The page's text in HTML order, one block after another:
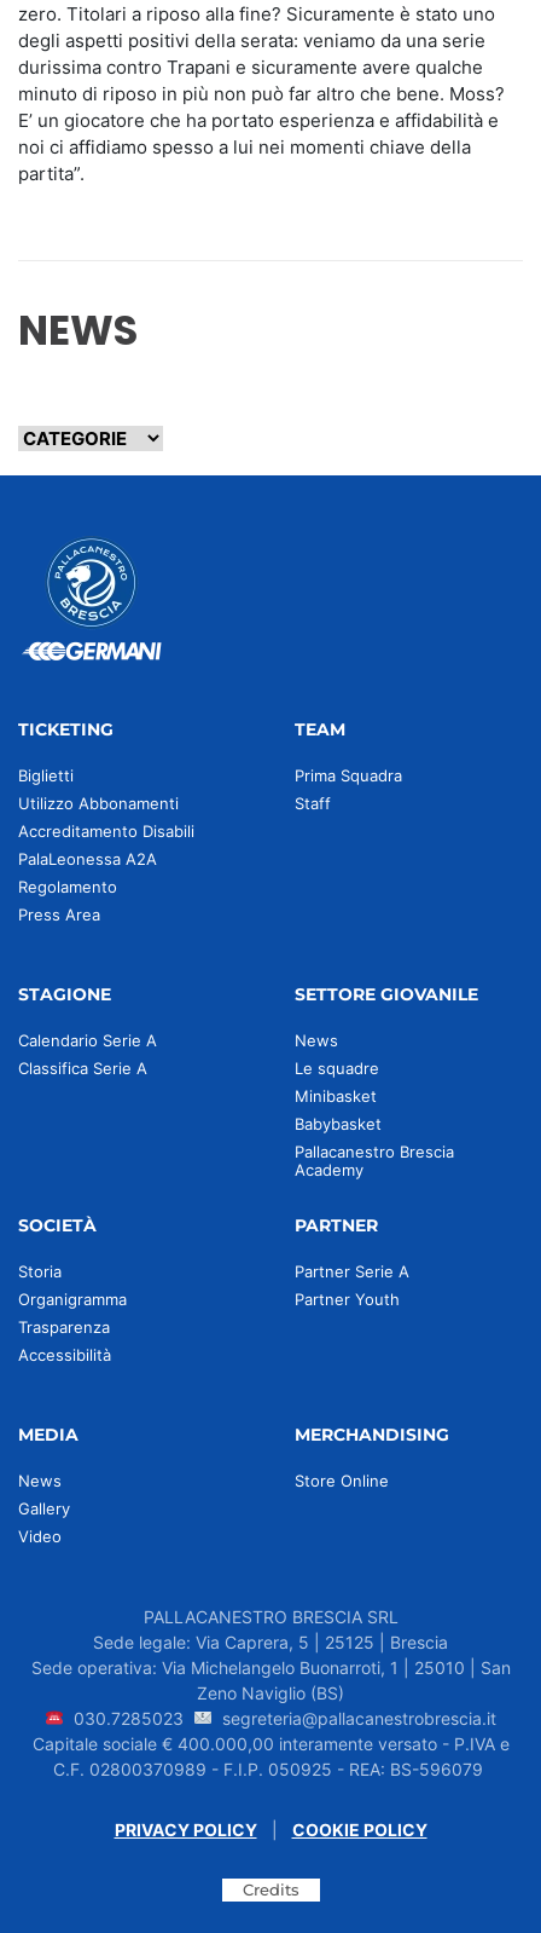
zero. Titolari a riposo alla fine? Sicuramente è stato uno
degli aspetti positivi della serata: veniamo da una serie
durissima contro Trapani e sicuramente avere qualche
minuto di riposo in più non può far altro che bene. Moss?
E’ un giocatore che ha portato esperienza e affidabilità e
noi ci affidiamo spesso a lui nei momenti chiave della
partita”.
NEWS
TICKETING
Biglietti
Utilizzo Abbonamenti
Accreditamento Disabili
PalaLeonessa A2A
Regolamento
Press Area
TEAM
Prima Squadra
Staff
STAGIONE
Calendario Serie A
Classifica Serie A
SETTORE GIOVANILE
News
Le squadre
Minibasket
Babybasket
Pallacanestro Brescia
Academy
SOCIETÀ
Storia
Organigramma
Trasparenza
Accessibilità
PARTNER
Partner Serie A
Partner Youth
MEDIA
News
Gallery
Video
MERCHANDISING
Store Online
PALLACANESTRO BRESCIA SRL
Sede legale: Via Caprera, 5 | 25125 | Brescia
Sede operativa: Via Michelangelo Buonarroti, 1 | 25010 | San
Zeno Naviglio (BS)
030.7285023
segreteria@pallacanestrobrescia.it
Capitale sociale € 400.000,00 interamente versato - P.IVA e
C.F. 02800370989 - F.I.P. 050925 - REA: BS-596079
PRIVACY POLICY| COOKIE POLICY
Credits